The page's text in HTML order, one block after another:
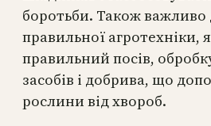
боротьби. Також
правильної агротехніки,
правильний посів,
засобів і добрива, що
рослини від хвороб.